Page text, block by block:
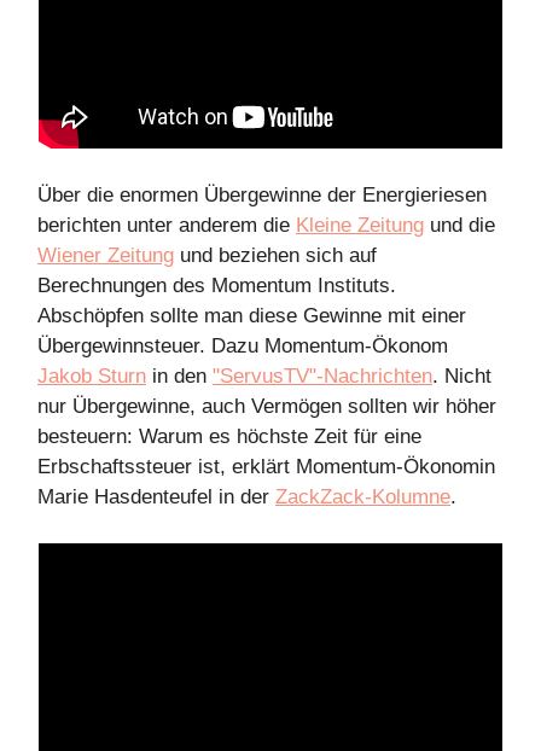
Über die enormen Übergewinne der Energieriesen
berichten unter anderem die Kleine Zeitung und die
Wiener Zeitung und beziehen sich auf
Berechnungen des Momentum Instituts.
Abschöpfen sollte man diese Gewinne mit einer
Übergewinnsteuer. Dazu Momentum-Ökonom
Jakob Sturn in den "ServusTV"-Nachrichten. Nicht
nur Übergewinne, auch Vermögen sollten wir höher
besteuern: Warum es höchste Zeit für eine
Erbschaftssteuer ist, erklärt Momentum-Ökonomin
Marie Hasdenteufel in der ZackZack-Kolumne.